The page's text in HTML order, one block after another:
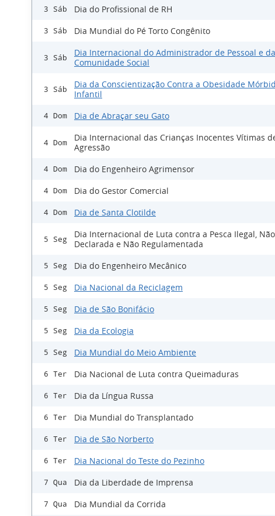
3 Sáb Dia do Profissional de RH
3 Sáb Dia Mundial do Pé Torto Congênito
3 Sáb
Dia Internacional do Administrador de Pessoal e da
Comunidade Social
3 Sáb
Dia da Conscientização Contra a Obesidade
Infantil
4 Dom Dia de Abraçar seu Gato
4 Dom
Dia Internacional das Crianças Inocentes Vítimas
Agressão
4 Dom Dia do Engenheiro Agrimensor
4 Dom Dia do Gestor Comercial
4 Dom Dia de Santa Clotilde
5 Seg
Dia Internacional de Luta contra a Pesca Ilegal, Não
Declarada e Não Regulamentada
5 Seg Dia do Engenheiro Mecânico
5 Seg Dia Nacional da Reciclagem
5 Seg Dia de São Bonifácio
5 Seg Dia da Ecologia
5 Seg Dia Mundial do Meio Ambiente
6 Ter Dia Nacional de Luta contra Queimaduras
6 Ter Dia da Língua Russa
6 Ter Dia Mundial do Transplantado
6 Ter Dia de São Norberto
6 Ter Dia Nacional do Teste do Pezinho
7 Qua Dia da Liberdade de Imprensa
7 Qua Dia Mundial da Corrida